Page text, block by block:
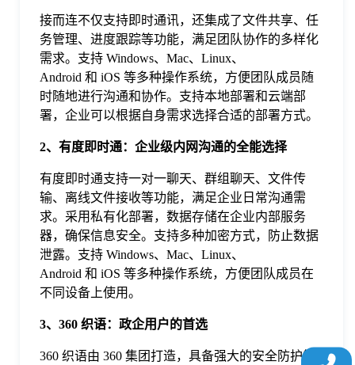
接而连不仅支持即时通讯，还集成了文件共享、任
务管理、进度跟踪等功能，满足团队协作的多样化
需求。支持 Windows、Mac、Linux、
Android 和 iOS 等多种操作系统，方便团队成员随
时随地进行沟通和协作。支持本地部署和云端部
署，企业可以根据自身需求选择合适的部署方式。
2、有度即时通：企业级内网沟通的全能选择
有度即时通支持一对一聊天、群组聊天、文件传
输、离线文件接收等功能，满足企业日常沟通需
求。采用私有化部署，数据存储在企业内部服务
器，确保信息安全。支持多种加密方式，防止数据
泄露。支持 Windows、Mac、Linux、
Android 和 iOS 等多种操作系统，方便团队成员在
不同设备上使用。
3、360 织语：政企用户的首选
360 织语由 360 集团打造，具备强大的安全防护能